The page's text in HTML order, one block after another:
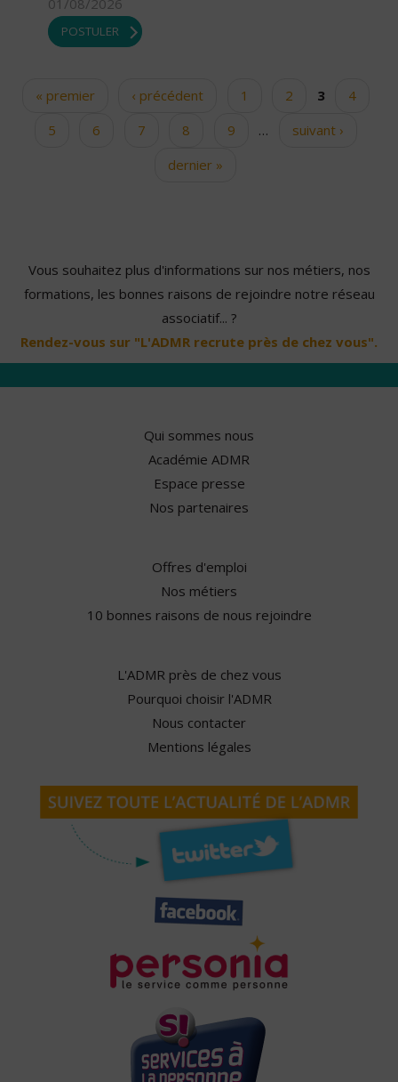
01/08/2026
POSTULER
Pages« premier ‹ précédent 1 2 3
4
5
6 7 8 9 …
suivant ›
dernier »
Vous souhaitez plus d'informations sur nos métiers, nos
formations, les bonnes raisons de rejoindre notre réseau
associatif... ?
Rendez-vous sur "L'ADMR recrute près de chez vous".
Qui sommes nous
Académie ADMR
Espace presse
Nos partenaires
Offres d'emploi
Nos métiers
10 bonnes raisons de nous rejoindre
L'ADMR près de chez vous
Pourquoi choisir l'ADMR
Nous contacter
Mentions légales